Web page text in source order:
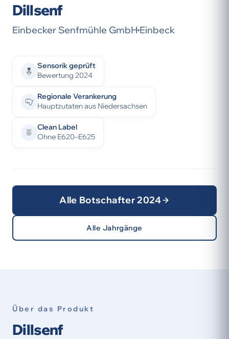
Dillsenf
Einbecker Senfmühle GmbH Einbeck
Sensorik geprüft
Bewertung 2024
Regionale Verankerung
Hauptzutaten aus Niedersachsen
Clean Label
Ohne E620–E625
Alle Botschafter 2024
Alle Jahrgänge
Über das Produkt
Dillsenf